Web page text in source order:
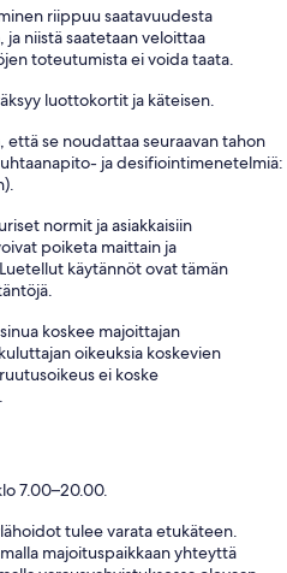
riippuu saatavuudesta
niistä saatetaan veloittaa
toteutumista ei voida taata.
luottokortit ja käteisen.
että se noudattaa seuraavan tahon
ja desifiointimenetelmiä:
normit ja asiakkaisiin
poiketa maittain ja
käytännöt ovat tämän
koskee majoittajan
oikeuksia koskevien
ei koske
7.00–20.00.
tulee varata etukäteen.
majoituspaikkaan yhteyttä